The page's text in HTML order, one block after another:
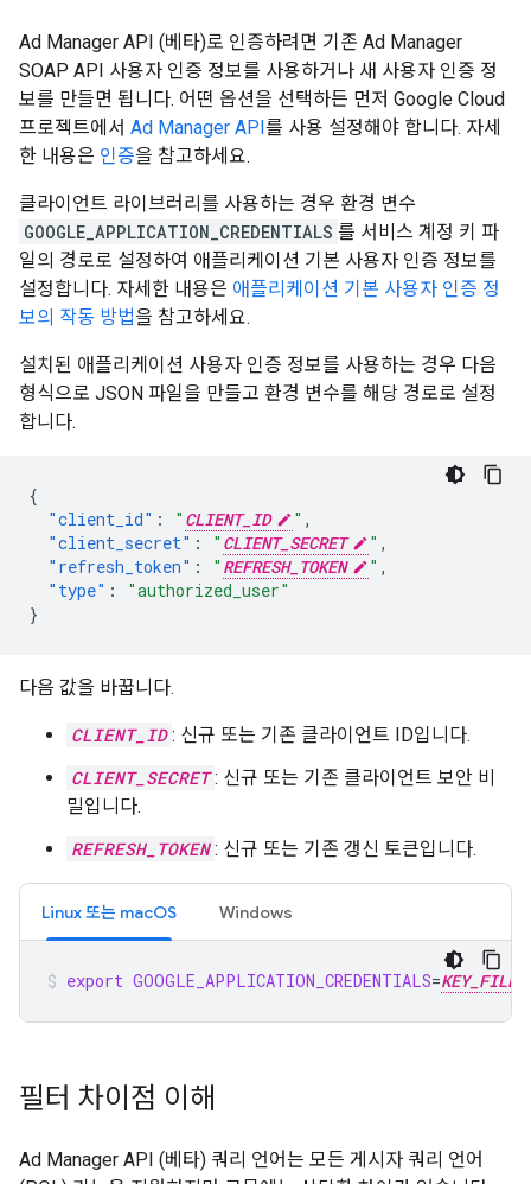
Ad Manager API (베타)로 인증하려면 기존 Ad Manager
SOAP API 사용자 인증 정보를 사용하거나 새 사용자 인증 정
보를 만들면 됩니다. 어떤 옵션을 선택하든 먼저 Google Cloud
프로젝트에서 Ad Manager API를 사용 설정해야 합니다. 자세
한 내용은 인증을 참고하세요.
클라이언트 라이브러리를 사용하는 경우 환경 변수
GOOGLE_APPLICATION_CREDENTIALS 를 서비스 계정 키 파
일의 경로로 설정하여 애플리케이션 기본 사용자 인증 정보를
설정합니다. 자세한 내용은 애플리케이션 기본 사용자 인증 정
보의 작동 방법을 참고하세요.
설치된 애플리케이션 사용자 인증 정보를 사용하는 경우 다음
형식으로 JSON 파일을 만들고 환경 변수를 해당 경로로 설정
합니다.
{
"client_id" : " CLIENT_ID " ,
"client_secret" : " CLIENT_SECRET " ,
"refresh_token" : " REFRESH_TOKEN " ,
"type" :
"authorized_user"
}
다음 값을 바꿉니다.
CLIENT_ID : 신규 또는 기존 클라이언트 ID입니다.
CLIENT_SECRET : 신규 또는 기존 클라이언트 보안 비
밀입니다.
REFRESH_TOKEN : 신규 또는 기존 갱신 토큰입니다.
Linux 또는 macOS Windows
export GOOGLE_APPLICATION_CREDENTIALS=
필터 차이점 이해
Ad Manager API (베타) 쿼리 언어는 모든 게시자 쿼리 언어